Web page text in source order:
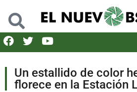
Un estallido de color
florece en la Estación